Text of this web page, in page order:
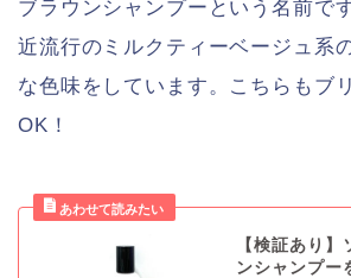
ブラウンシャンプーという名前で
近流行のミルクティーベージュ系
な色味をしています。こちらもブ
OK！
【検証あり
ンシャンプー